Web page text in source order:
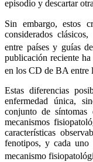
episodio y descartar
Sin embargo, estos
considerados
entre países y guías
publicación reciente
en los CD de BA entre
Estas diferencias
enfermedad única,
conjunto de síntomas
mecanismos
características
fenotipos, y cada uno
mecanismo